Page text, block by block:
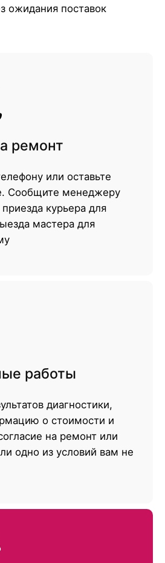
ожидания поставок
ремонт
или оставьте
Сообщите менеджеру
курьера для
мастера для
работы
диагностики,
о стоимости и
на ремонт или
одно из условий вам не